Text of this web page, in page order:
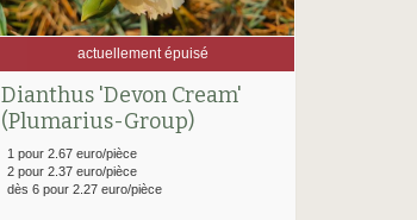
actuellement épuisé
Dianthus 'Devon Cream'
(Plumarius-Group)
1 pour 2.67 euro/pièce
2 pour 2.37 euro/pièce
dès 6 pour 2.27 euro/pièce